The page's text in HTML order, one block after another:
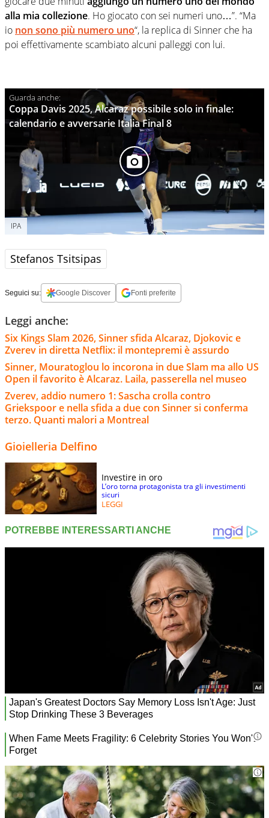
alla mia collezione. Ho giocato con sei numeri uno…”. “Ma
io non sono più numero uno“, la replica di Sinner che ha
poi effettivamente scambiato alcuni palleggi con lui.
Coppa Davis 2025, Alcaraz possibile solo in finale:
calendario e avversarie Italia Final 8
IPA
Stefanos Tsitsipas
Seguici su: Google Discover Fonti preferite
Leggi anche:
Six Kings Slam 2026, Sinner sfida Alcaraz, Djokovic e
Zverev in diretta Netflix: il montepremi è assurdo
Sinner, Mouratoglou lo incorona in due Slam ma allo US
Open il favorito è Alcaraz. Laila, passerella nel museo
Zverev, addio numero 1: Sascha crolla contro
Griekspoor e nella sfida a due con Sinner si conferma
terzo. Quanti malori a Montreal
Gioielleria Delfino
Investire in oro
L’oro torna protagonista tra gli investimenti
sicuri
LEGGI